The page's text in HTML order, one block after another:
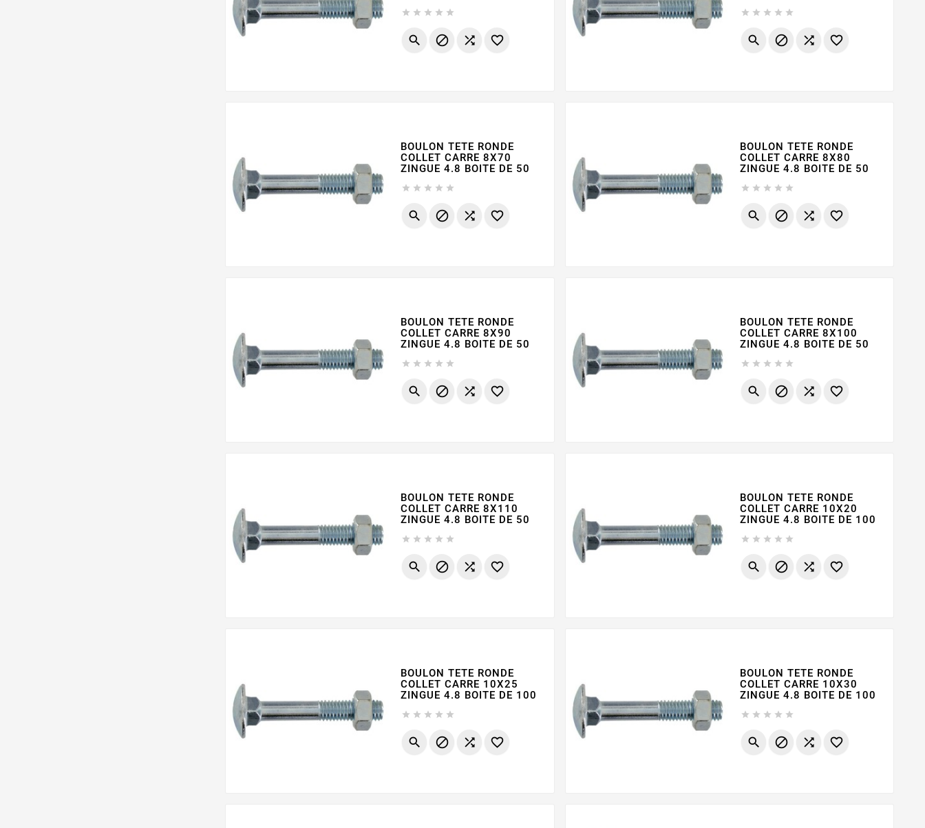
    
   
    
   
BOULON TETE RONDE
COLLET CARRE 8X70
ZINGUE 4.8 BOITE DE 50
    
   
BOULON TETE RONDE
COLLET CARRE 8X80
ZINGUE 4.8 BOITE DE 50
    
   
BOULON TETE RONDE
COLLET CARRE 8X90
ZINGUE 4.8 BOITE DE 50
    
   
BOULON TETE RONDE
COLLET CARRE 8X100
ZINGUE 4.8 BOITE DE 50
    
   
BOULON TETE RONDE
COLLET CARRE 8X110
ZINGUE 4.8 BOITE DE 50
    
   
BOULON TETE RONDE
COLLET CARRE 10X20
ZINGUE 4.8 BOITE DE 100
    
   
BOULON TETE RONDE
COLLET CARRE 10X25
ZINGUE 4.8 BOITE DE 100
    
   
BOULON TETE RONDE
COLLET CARRE 10X30
ZINGUE 4.8 BOITE DE 100
    
   